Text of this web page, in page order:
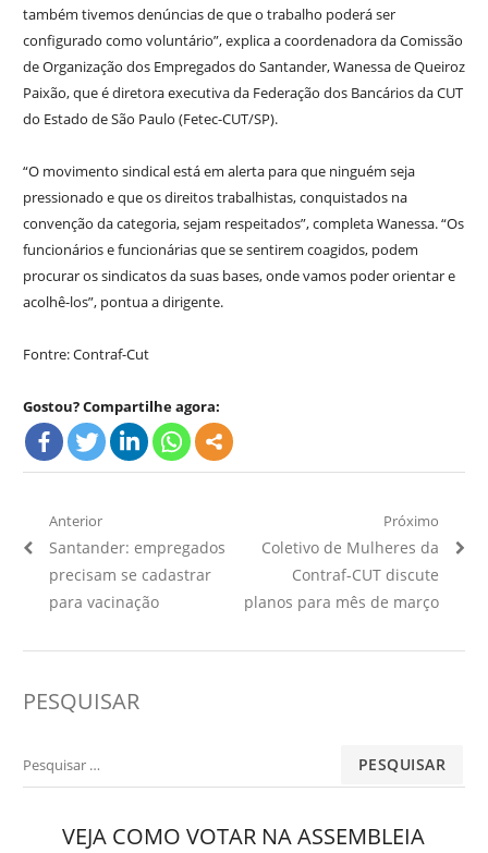
também tivemos denúncias de que o trabalho poderá ser
configurado como voluntário”, explica a coordenadora da Comissão
de Organização dos Empregados do Santander, Wanessa de Queiroz
Paixão, que é diretora executiva da Federação dos Bancários da CUT
do Estado de São Paulo (Fetec-CUT/SP).
“O movimento sindical está em alerta para que ninguém seja
pressionado e que os direitos trabalhistas, conquistados na
convenção da categoria, sejam respeitados”, completa Wanessa. “Os
funcionários e funcionárias que se sentirem coagidos, podem
procurar os sindicatos da suas bases, onde vamos poder orientar e
acolhê-los”, pontua a dirigente.
Fontre: Contraf-Cut
Gostou? Compartilhe agora:
Navegação
de
Post
Anterior
Artigo
Anterior:
Santander: empregados
precisam se cadastrar
para vacinação
Próximo
Próximo
Artigo:
Coletivo de Mulheres da
Contraf-CUT discute
planos para mês de março
PESQUISAR
Pesquisar
VEJA COMO VOTAR NA ASSEMBLEIA